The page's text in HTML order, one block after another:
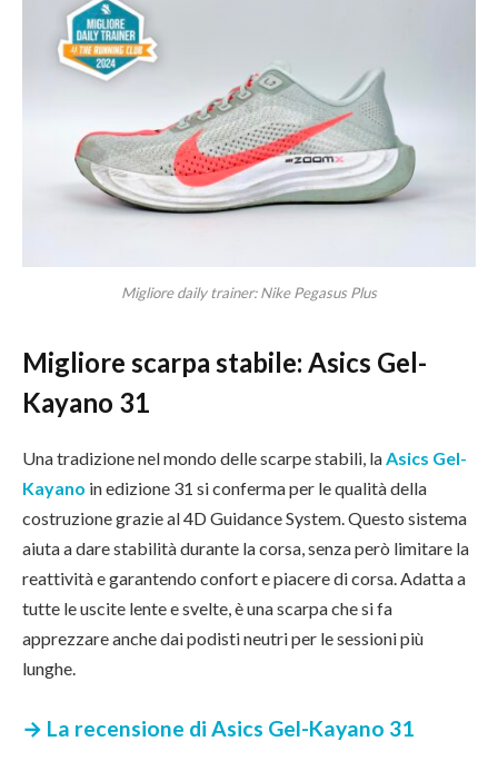
Migliore daily trainer: Nike Pegasus Plus
Migliore scarpa stabile: Asics Gel-
Kayano 31
Una tradizione nel mondo delle scarpe stabili, laAsics Gel-
Kayano in edizione 31 si conferma per le qualità della
costruzione grazie al 4D Guidance System. Questo sistema
aiuta a dare stabilità durante la corsa, senza però limitare la
reattività e garantendo confort e piacere di corsa. Adatta a
tutte le uscite lente e svelte, è una scarpa che si fa
apprezzare anche dai podisti neutri per le sessioni più
lunghe.
→ La recensione di Asics Gel-Kayano 31